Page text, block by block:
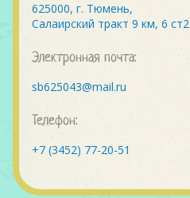
625000, г. Тюмень,
Салаирский тракт 9 км, 6 ст2
Электронная почта:
sb625043@mail.ru
Телефон:
+7 (3452) 77-20-51